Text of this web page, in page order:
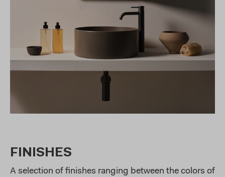
FINISHES
A selection of finishes ranging between the colors of